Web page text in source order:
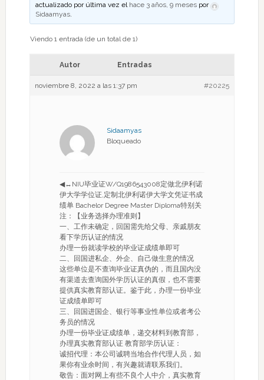
actualizado por última vez el hace 3 años, 9 meses por
Sidaamyas.
Viendo 1 entrada (de un total de 1)
Autor Entradas
noviembre 8, 2022 a las 1:37 pm #20225
Sidaamyas
Bloqueado
◀↔NIU毕业证W/Q1986543008定做北伊利诺
伊大学学位证,定制北伊利诺伊大学文凭证书成
绩单 Bachelor Degree Master Diploma特别关
注：【业务选择办理准则】
一、工作未确定，回国需先给父母、亲戚朋友
看下学历认证的情况
办理一份就读学校的毕业证成绩单即可
二、回国进私企、外企、自己做生意的情况
这些单位是不查询毕业证真伪的，而且国内没
有渠道去查询国外学历认证的真假，也不需要
提供真实教育部认证。鉴于此，办理一份毕业
证成绩单即可
三、回国进国企、银行等事业性单位或者考公
务员的情况
办理一份毕业证成绩单，递交材料到教育部，
办理真实教育部认证 教育部学历认证：
诚招代理：本公司诚聘当地合作代理人员，如
果你有业余时间，有兴趣就请联系我们。
敬告：面对网上有些不良个人中介，真实教育